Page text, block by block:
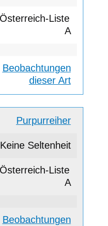
A
Beobachtungen
dieser Art
Purpurreiher
Keine Seltenheit
A
Beobachtungen